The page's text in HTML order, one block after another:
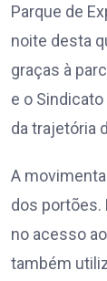
Parque de
noite desta
graças à
e o
da trajetória
A
dos portões.
no acesso
também